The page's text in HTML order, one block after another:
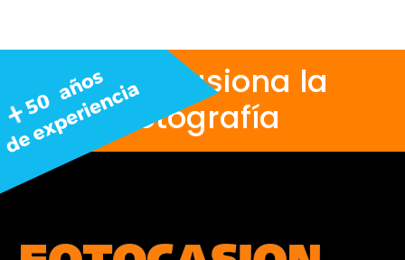
Nos apasiona la
fotografía